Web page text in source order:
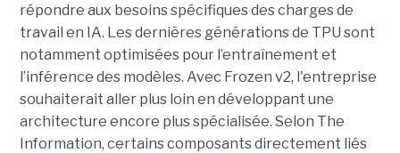
répondre aux besoins spécifiques des charges de
travail en IA. Les dernières générations de TPU sont
notamment optimisées pour l’entraînement et
l’inférence des modèles. Avec Frozen v2, l'entreprise
souhaiterait aller plus loin en développant une
architecture encore plus spécialisée. Selon The
Information, certains composants directement liés